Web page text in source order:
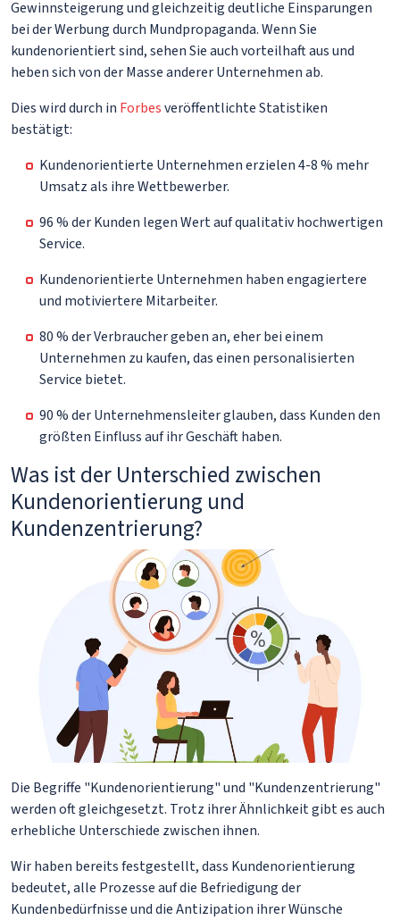
Gewinnsteigerung und gleichzeitig deutliche Einsparungen
bei der Werbung durch Mundpropaganda. Wenn Sie
kundenorientiert sind, sehen Sie auch vorteilhaft aus und
heben sich von der Masse anderer Unternehmen ab.
Dies wird durch in Forbesveröffentlichte Statistiken
bestätigt:
Kundenorientierte Unternehmen erzielen 4-8 % mehr
Umsatz als ihre Wettbewerber.
96 % der Kunden legen Wert auf qualitativ hochwertigen
Service.
Kundenorientierte Unternehmen haben engagiertere
und motiviertere Mitarbeiter.
80 % der Verbraucher geben an, eher bei einem
Unternehmen zu kaufen, das einen personalisierten
Service bietet.
90 % der Unternehmensleiter glauben, dass Kunden den
größten Einfluss auf ihr Geschäft haben.
Was ist der Unterschied zwischen
Kundenorientierung und
Kundenzentrierung?
Die Begriffe "Kundenorientierung" und "Kundenzentrierung"
werden oft gleichgesetzt. Trotz ihrer Ähnlichkeit gibt es auch
erhebliche Unterschiede zwischen ihnen.
Wir haben bereits festgestellt, dass Kundenorientierung
bedeutet, alle Prozesse auf die Befriedigung der
Kundenbedürfnisse und die Antizipation ihrer Wünsche